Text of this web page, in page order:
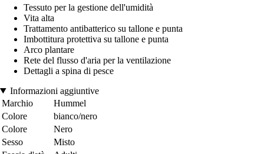
Tessuto per la gestione dell'umidità
Vita alta
Trattamento antibatterico su tallone e punta
Imbottitura protettiva su tallone e punta
Arco plantare
Rete del flusso d'aria per la ventilazione
Dettagli a spina di pesce
Informazioni aggiuntive
Marchio
Hummel
Colore
bianco/nero
Colore
Nero
Sesso
Misto